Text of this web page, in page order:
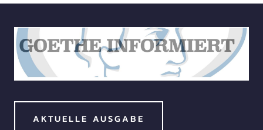
AKTUELLE AUSGABE